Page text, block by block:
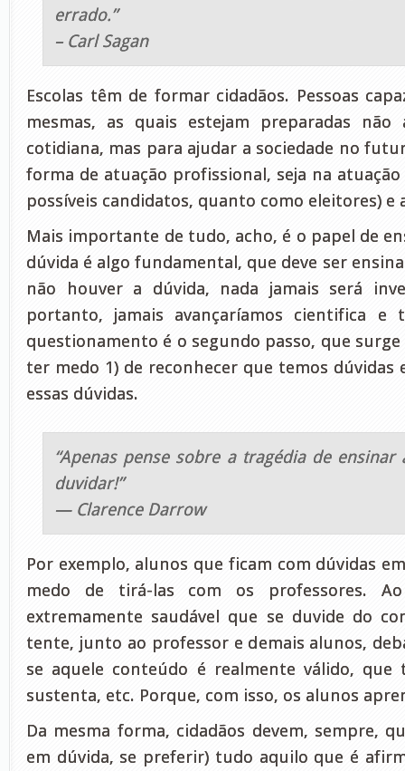
errado.”
– Carl Sagan
Escolas têm de formar cidadãos. Pessoas
mesmas, as quais estejam preparadas
cotidiana, mas para ajudar a sociedade no
forma de atuação profissional, seja na
possíveis candidatos, quanto como eleitores) e
Mais importante de tudo, acho, é o papel de
dúvida é algo fundamental, que deve ser
não houver a dúvida, nada jamais será
portanto, jamais avançaríamos cientifica e
questionamento é o segundo passo, que
ter medo 1) de reconhecer que temos
essas dúvidas.
“Apenas pense sobre a tragédia de ensinar
duvidar!”
— Clarence Darrow
Por exemplo, alunos que ficam com dúvidas
medo de tirá-las com os professores.
extremamente saudável que se duvide do
tente, junto ao professor e demais alunos,
se aquele conteúdo é realmente válido, que
sustenta, etc. Porque, com isso, os alunos
Da mesma forma, cidadãos devem, sempre,
em dúvida, se preferir) tudo aquilo que é